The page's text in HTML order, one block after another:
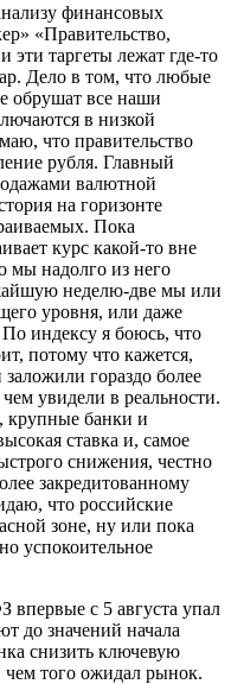
финансовых
«Правительство,
эти таргеты лежат где-то
Дело в том, что любые
обрушат все наши
в низкой
что правительство
рубля. Главный
валютной
на горизонте
Пока
курс какой-то вне
мы надолго из него
неделю-две мы или
уровня, или даже
индексу я боюсь, что
потому что кажется,
гораздо более
увидели в реальности.
крупные банки и
ставка и, самое
снижения, честно
закредитованному
что российские
зоне, ну или пока
успокоительное
с 5 августа упал
до значений начала
снизить ключевую
того ожидал рынок.